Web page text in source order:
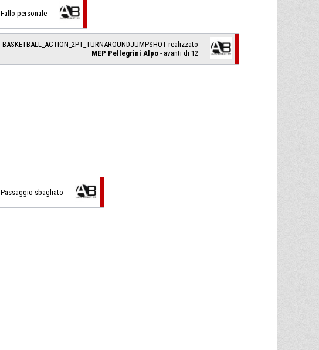
, Fallo personale
, BASKETBALL_ACTION_2PT_TURNAROUNDJUMPSHOT realizzato
MEP Pellegrini Alpo - avanti di 12
, Passaggio sbagliato